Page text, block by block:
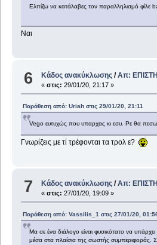
Ελπίζω να κατάλαβες τον παραλληλισμό φίλε
Ναι
6 Κάδος ανακύκλωσης /Απ:
«στις: 29/01/20, 21:17 »
Παράθεση από: Uriah στις 29/01/20, 21:11
Vego ευτυχώς που υπαρχεις κι εσυ. Ρε θα
Γνωρίζεις με τί τρέφονται τα τρολ ε?
7 Κάδος ανακύκλωσης /Απ:
«στις: 27/01/20, 19:09 »
Παράθεση από: Vassilis_1 στις 27/01/20,
Μα σε ένα διάλογο είναι φυσικότατο να υπάρχει
μέσα στα πλαίσια της σωστής συμπεριφοράς.